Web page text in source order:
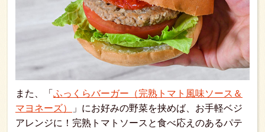
また、「 ふっくらバーガー（完熟トマト風味ソース＆
マヨネーズ）
」にお好みの野菜を挟めば、お手軽ベジ
アレンジに！完熟トマトソースと食べ応えのあるパテ